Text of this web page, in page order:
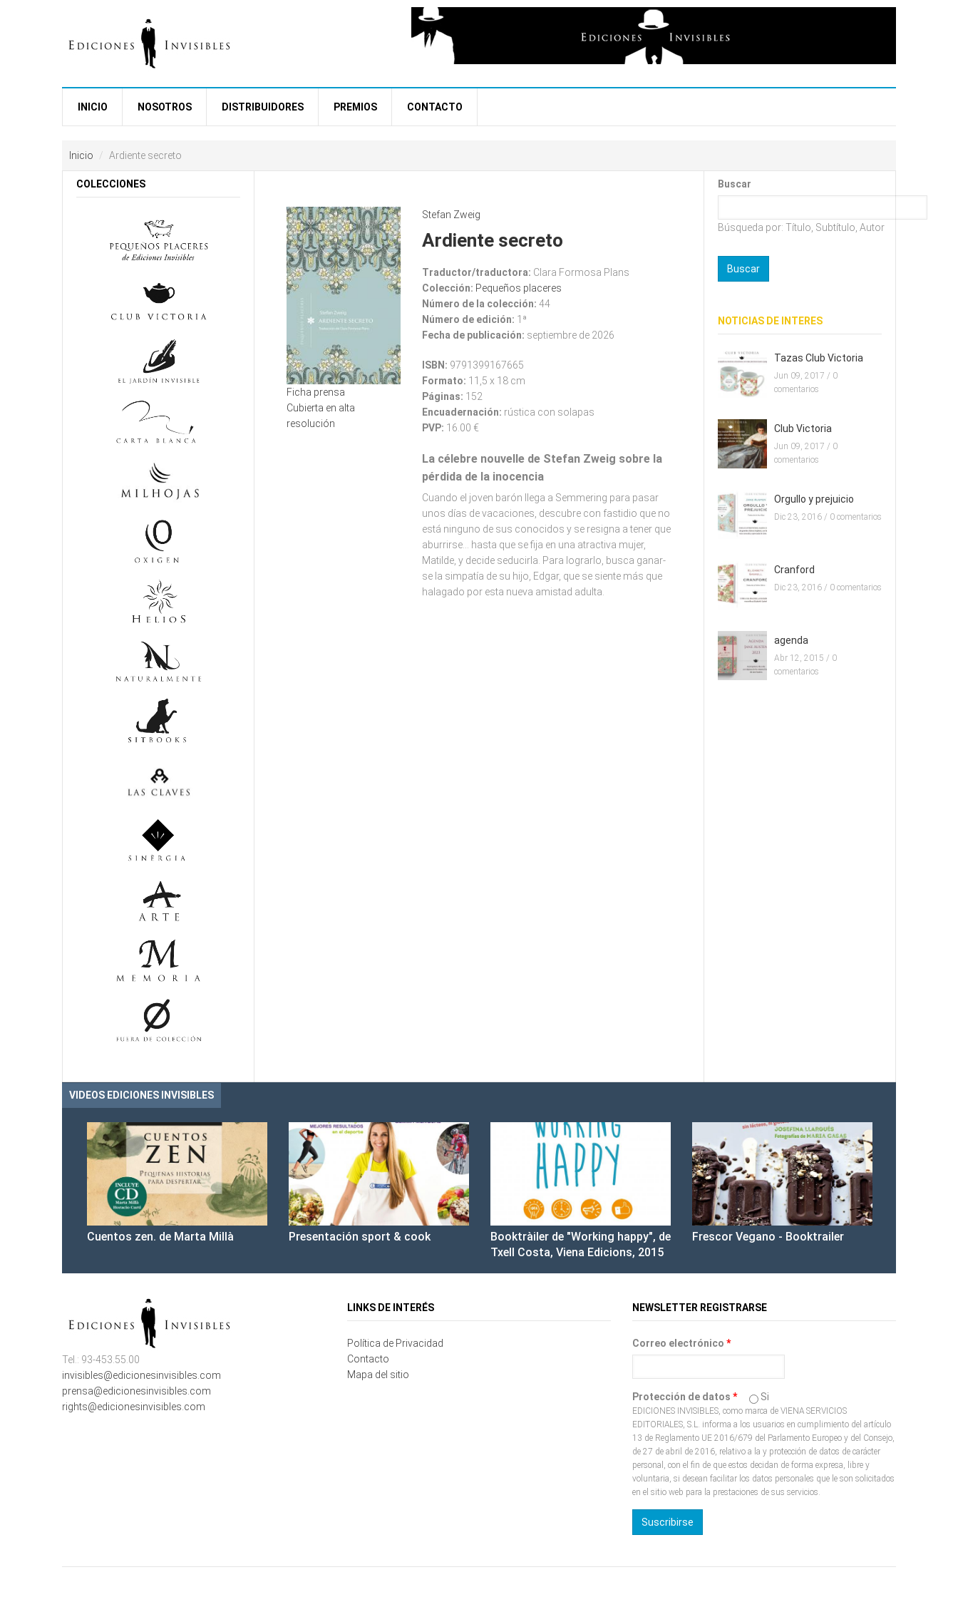
coloring
pages
resizer
INICIO NOSOTROS DISTRIBUIDORES PREMIOS CONTACTO
Inicio Ardiente secreto
Ficha prensa
Cubierta en alta
resolución
Stefan Zweig
Ardiente secreto
Traductor/traductora: Clara Formosa Plans
Colección: Pequeños placeres
Número de la colección: 44
Número de edición: 1ª
Fecha de publicación: septiembre de 2026
ISBN: 9791399167665
Formato: 11,5 x 18 cm
Páginas: 152
Encuadernación: rústica con solapas
PVP: 16.00 €
La célebre nouvelle de Stefan Zweig sobre la
pérdida de la inocencia
Cuando el joven barón llega a Semmering para pasar
unos días de vacaciones, descubre con fastidio que no
está ninguno de sus conocidos y se resigna a tener que
aburrirse... hasta que se fija en una atractiva mujer,
Matilde, y decide seducirla. Para lograrlo, busca ganar­
se la simpatía de su hijo, Edgar, que se siente más que
halagado por esta nueva amistad adulta.
COLECCIONES Buscar
Búsqueda por: Título, Subtítulo, Autor
NOTICIAS DE INTERES
Tazas Club Victoria
Jun 09, 2017 / 0
comentarios
Club Victoria
Jun 09, 2017 / 0
comentarios
Orgullo y prejuicio
Dic 23, 2016 / 0 comentarios
Cranford
Dic 23, 2016 / 0 comentarios
agenda
Abr 12, 2015 / 0
comentarios
VIDEOS EDICIONES INVISIBLES
Cuentos zen. de Marta Millà Presentación sport & cook
Booktràiler de "Working happy", de
Txell Costa, Viena Edicions, 2015
Frescor Vegano - Booktrailer
Tel.: 93-453.55.00
invisibles@edicionesinvisibles.com
prensa@edicionesinvisibles.com
rights@edicionesinvisibles.com
LINKS DE INTERÉS
Política de Privacidad
Contacto
Mapa del sitio
NEWSLETTER REGISTRARSE
Correo electrónico *
Protección de datos * Si
EDICIONES INVISIBLES, como marca de VIENA SERVICIOS
EDITORIALES, S.L. informa a los usuarios en cumplimiento del artículo
13 de Reglamento UE 2016/679 del Parlamento Europeo y del Consejo,
de 27 de abril de 2016, relativo a la y protección de datos de carácter
personal, con el fin de que estos decidan de forma expresa, libre y
voluntaria, si desean facilitar los datos personales que le son solicitados
en el sitio web para la prestaciones de sus servicios.